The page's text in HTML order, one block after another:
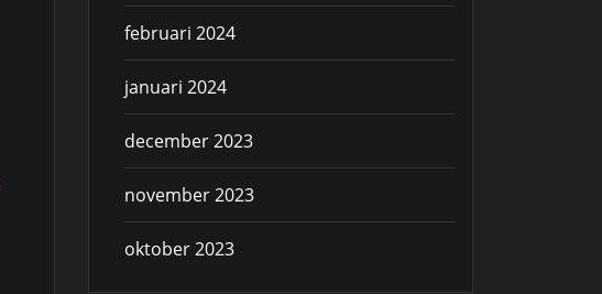
februari 2024
januari 2024
december 2023
november 2023
oktober 2023